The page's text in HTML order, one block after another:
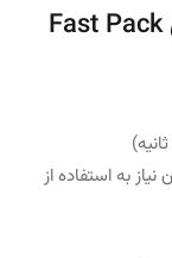
به استفاده از